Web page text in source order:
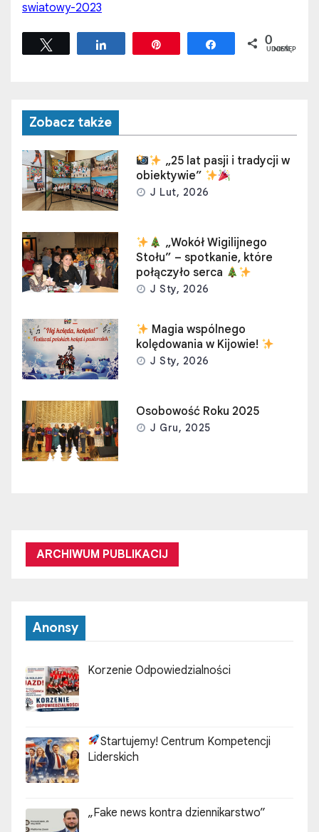
swiatowy-2023
Udostępnij Udostępnij
0
UDOSTĘPNIEŃ
Zobacz także
„25 lat pasji i tradycji w
obiektywie”
J Lut, 2026
„Wokół Wigilijnego
Stołu” – spotkanie, które
połączyło serca
J Sty, 2026
Magia wspólnego
kolędowania w Kijowie!
J Sty, 2026
Osobowość Roku 2025
J Gru, 2025
ARCHIWUM PUBLIKACIJ
Anonsy
Korzenie Odpowiedzialności
Startujemy! Centrum Kompetencji
Liderskich
„Fake news kontra dziennikarstwo”